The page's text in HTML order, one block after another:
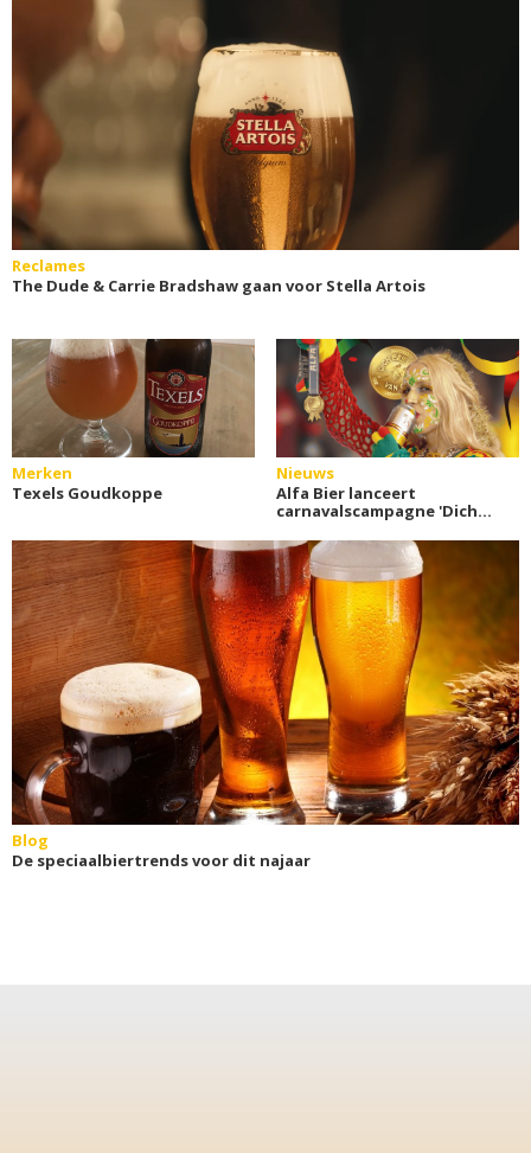
Reclames
The Dude & Carrie Bradshaw gaan voor Stella Artois
Merken
Texels Goudkoppe
Nieuws
Alfa Bier lanceert
carnavalscampagne 'Dich
Blog
De speciaalbiertrends voor dit najaar